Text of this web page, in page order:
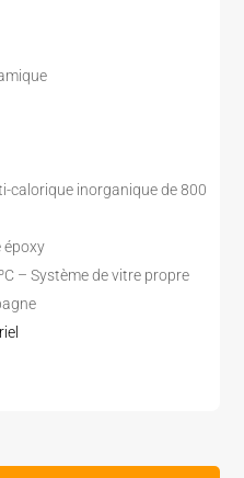
calorique inorganique de 800
époxy
– Système de vitre propre